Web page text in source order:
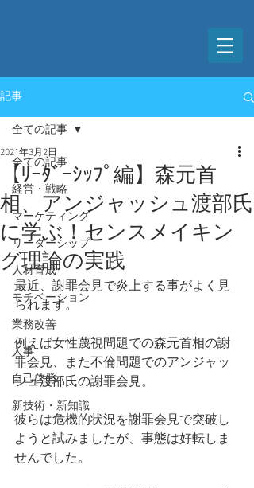
記事
全ての記事
経営・戦略
マーケティング
リーダーシップ
人材育成
モチベーション
業務改善
人事
自己啓発
新技術・新知識
全ての記事
【ﾘｰﾀﾞｰｼｯﾌﾟ編】森元首
相、アンジャッシュ渡部氏
に学ぶ！センスメイキン
グ理論の実践
2021年3月2日
最近、謝罪会見で炎上する事がよく見
られます。
例えば女性蔑視問題での森元首相の謝
罪会見、また不倫問題でのアンジャッ
シュ渡部氏の謝罪会見。
彼らは危機的状況を謝罪会見で突破し
ようと試みましたが、事態は好転しま
せんでした。